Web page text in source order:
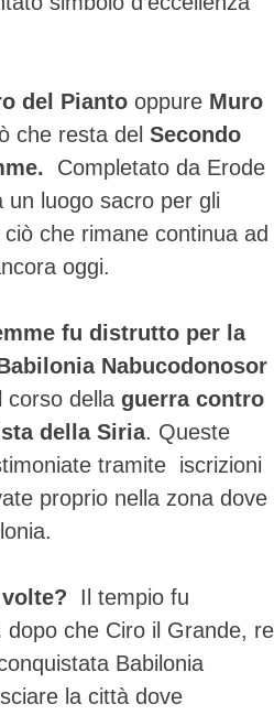
del Pianto oppure Muro
che resta del Secondo
Completato da Erode
un luogo sacro per gli
che rimane continua ad
oggi.
fu distrutto per la
Nabucodonosor
corso della guerra contro
della Siria. Queste
tramite iscrizioni
proprio nella zona dove
Il tempio fu
dopo che Ciro il Grande, re
Babilonia
la città dove